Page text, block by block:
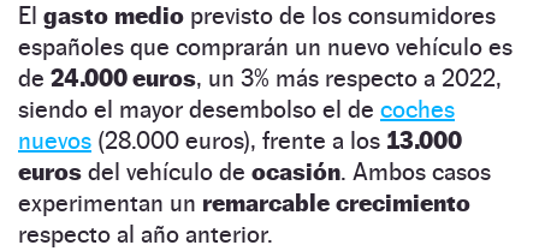
El gasto medio previsto de los consumidores
españoles que comprarán un nuevo vehículo es
de 24.000 euros, un 3% más respecto a 2022,
siendo el mayor desembolso el de coches
nuevos (28.000 euros), frente a los 13.000
euros del vehículo de ocasión. Ambos casos
experimentan un remarcable crecimiento
respecto al año anterior.